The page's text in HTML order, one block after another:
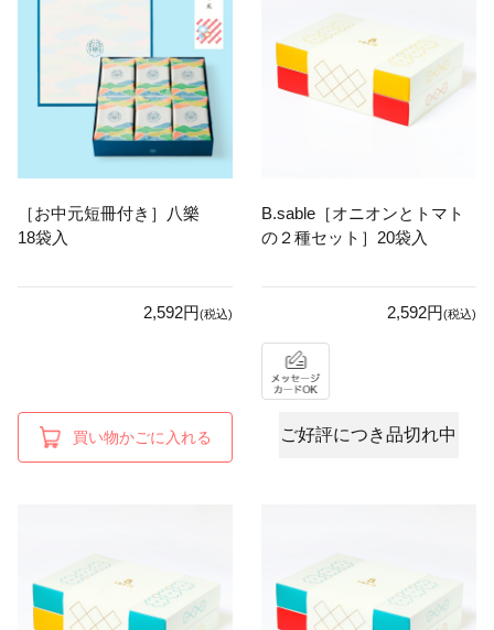
［お中元短冊付き］八樂
18袋入
2,592円(税込)
買い物かごに入れる
B.sable［オニオンとトマト
の２種セット］20袋入
2,592円(税込)
ご好評につき品切れ中